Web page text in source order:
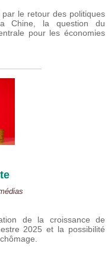
le retour des politiques
Chine, la question du
pour les économies
de la croissance de
2025 et la possibilité